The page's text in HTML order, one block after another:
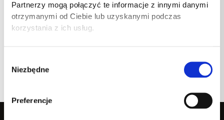
Partnerzy mogą połączyć te informacje z innymi danymi
otrzymanymi od Ciebie lub uzyskanymi podczas
korzystania z ich usług.
zgody
Niezbędne
Preferencje